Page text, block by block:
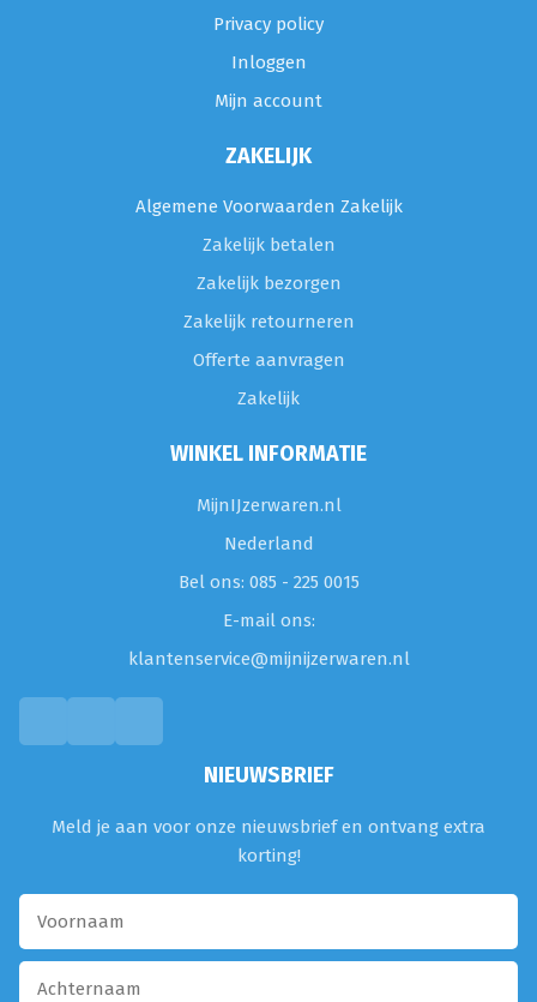
Privacy policy
Inloggen
Mijn account
ZAKELIJK
Algemene Voorwaarden Zakelijk
Zakelijk betalen
Zakelijk bezorgen
Zakelijk retourneren
Offerte aanvragen
Zakelijk
WINKEL INFORMATIE
MijnIJzerwaren.nl
Nederland
Bel ons: 085 - 225 0015
E-mail ons:
klantenservice@mijnijzerwaren.nl
NIEUWSBRIEF
Meld je aan voor onze nieuwsbrief en ontvang extra
korting!